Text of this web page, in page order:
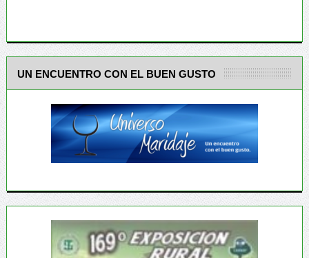
UN ENCUENTRO CON EL BUEN GUSTO